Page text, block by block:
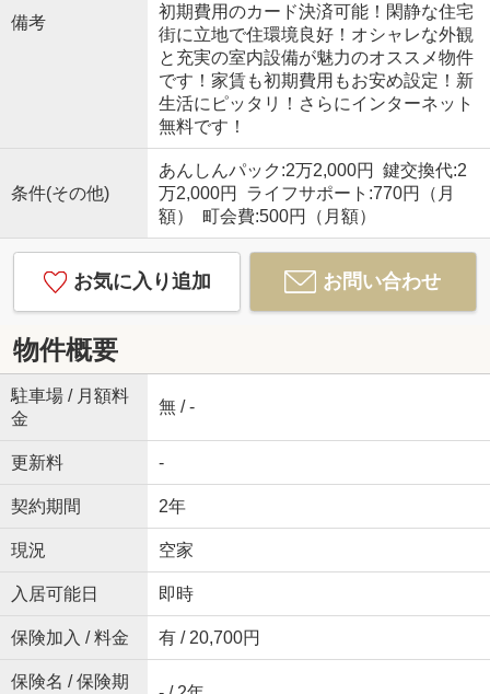
備考
初期費用のカード決済可能！閑静な住宅
街に立地で住環境良好！オシャレな外観
と充実の室内設備が魅力のオススメ物件
です！家賃も初期費用もお安め設定！新
生活にピッタリ！さらにインターネット
無料です！
条件(その他)
あんしんパック:2万2,000円 鍵交換代:2
万2,000円 ライフサポート:770円（月
額） 町会費:500円（月額）
お気に入り追加 お問い合わせ
物件概要
駐車場 / 月額料
金
無 / -
更新料 -
契約期間 2年
現況 空家
入居可能日 即時
保険加入 / 料金 有 / 20,700円
保険名 / 保険期